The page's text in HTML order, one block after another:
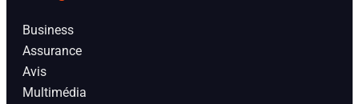
Business
Assurance
Avis
Multimédia